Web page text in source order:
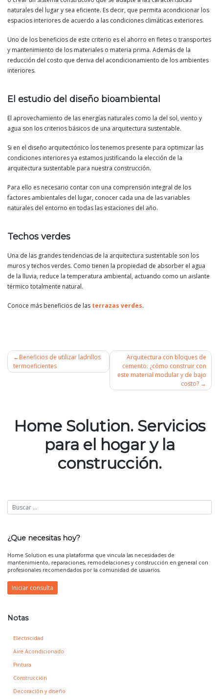
naturales del lugar y sea eficiente. Es decir, que permita acondicionar los
espacios interiores de acuerdo a las condiciones climáticas exteriores.
Uno de los beneficios de este criterio es el ahorro en fletes o transportes
y mantenimiento de los materiales o materia prima. Además de la
reducción del costo que deriva del acondicionamiento de los ambientes
interiores.
El estudio del diseño bioambiental
El aprovechamiento de las energías naturales como la del sol, viento y
agua son los criterios básicos de una arquitectura sustentable.
Si en el diseño arquitectónico los tenemos presente para optimizar las
condiciones interiores ya estamos justificando la elección de la
arquitectura sustentable para nuestra construcción.
Para ello es necesario contar con una comprensión integral de los
factores ambientales del lugar, conocer cada una de las variables
naturales del entorno en todas las estaciones del año.
Techos verdes
Una de las grandes tendencias de la arquitectura sustentable son los
muros y techos verdes. Como tienen la propiedad de absorber el agua
de la lluvia, reduce la temperatura ambiental, actuando como un aislante
térmico totalmente natural.
Conoce más beneficios de las terrazas verdes.
entradas
Beneficios de utilizar ladrillos
termoeficientes
Arquitectura con bloques de
cemento: ¿cómo construir con
este material modular y de bajo
costo?
Home Solution. Servicios
para el hogar y la
construcción.
¿Que necesitas hoy?
Home Solution es una plataforma que vincula las necesidades de
mantenimiento, reparaciones, remodelaciones y construcción en general con
profesionales recomendados por la comunidad de usuarios.
Iniciar consulta
Notas
Electricidad
Aire Acondicionado
Pintura
Construcción
Decoración y diseño